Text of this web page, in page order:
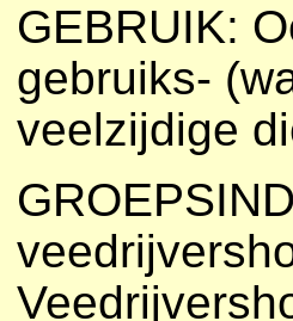
GEBRUIK:
gebruiks-
veelzijdige